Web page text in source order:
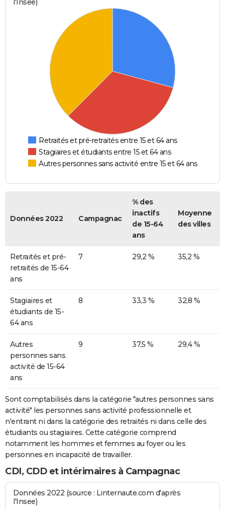
l'Insee)
Retraités et pré-retraités entre 15 et 64 ans
Stagiaires et étudiants entre 15 et 64 ans
Autres personnes sans activité entre 15 et 64 ans
Données 2022 Campagnac
% des
inactifs
de 15-64
ans
Moyenne
des villes
Retraités et pré-
retraités de 15-64
ans
7 29,2 % 35,2 %
Stagiaires et
étudiants de 15-
64 ans
8 33,3 % 32,8 %
Autres
personnes sans
activité de 15-64
ans
9 37,5 % 29,4 %
Sont comptabilisés dans la catégorie "autres personnes sans
activité" les personnes sans activité professionnelle et
n'entrant ni dans la catégorie des retraités ni dans celle des
étudiants ou stagiaires. Cette catégorie comprend
notamment les hommes et femmes au foyer ou les
personnes en incapacité de travailler.
CDI, CDD et intérimaires à Campagnac
Données 2022 (source : Linternaute.com d'après
l'Insee)